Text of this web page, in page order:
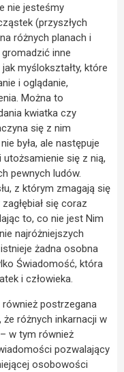
nie jesteśmy
(przyszłych
różnych planach i
inne
myślokształty, które
i oglądanie,
Można to
kwiatka czy
się z nim
była, ale następuje
się z nią,
pewnych ludów.
z którym zmagają się
się coraz
to, co nie jest Nim
najróżniejszych
żadna osobna
Świadomość, która
i człowieka.
również postrzegana
różnych inkarnacji w
w tym również
pozwalający
osobowości